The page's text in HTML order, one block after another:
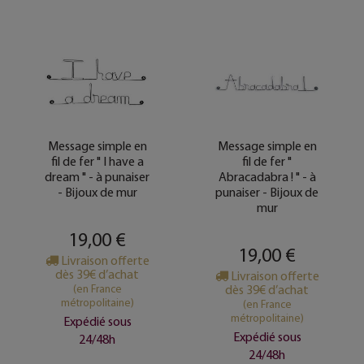
Message simple en
fil de fer " I have a
dream " - à punaiser
- Bijoux de mur
19,00 €
Livraison offerte
dès 39€ d’achat
(en France
métropolitaine)
Expédié sous
24/48h
Message simple en
fil de fer "
Abracadabra ! " - à
punaiser - Bijoux de
mur
19,00 €
Livraison offerte
dès 39€ d’achat
(en France
métropolitaine)
Expédié sous
24/48h